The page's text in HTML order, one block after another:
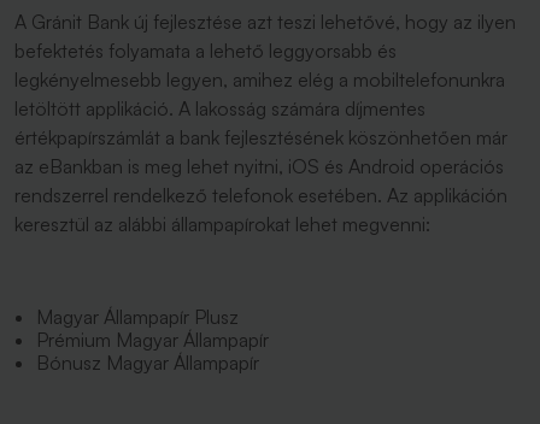
A Gránit Bank új fejlesztése azt teszi lehetővé, hogy az ilyen
befektetés folyamata a lehető leggyorsabb és
legkényelmesebb legyen, amihez elég a mobiltelefonunkra
letöltött applikáció. A lakosság számára díjmentes
értékpapírszámlát a bank fejlesztésének köszönhetően már
az eBankban is meg lehet nyitni, iOS és Android operációs
rendszerrel rendelkező telefonok esetében. Az applikáción
keresztül az alábbi állampapírokat lehet megvenni:
Magyar Állampapír Plusz
Prémium Magyar Állampapír
Bónusz Magyar Állampapír